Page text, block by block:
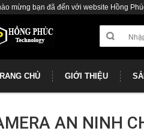
mừng bạn đã đến với website Hồng
CHỦ GIỚI THIỆU
AN NINH